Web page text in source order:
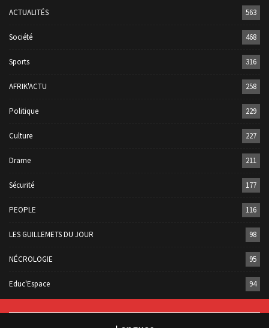
ACTUALITÉS 563
Société 468
Sports 316
AFRIK'ACTU 258
Politique 229
Culture 227
Drame 211
Sécurité 177
PEOPLE 116
LES GUILLEMETS DU JOUR 98
NÉCROLOGIE 95
Educ'Espace 94